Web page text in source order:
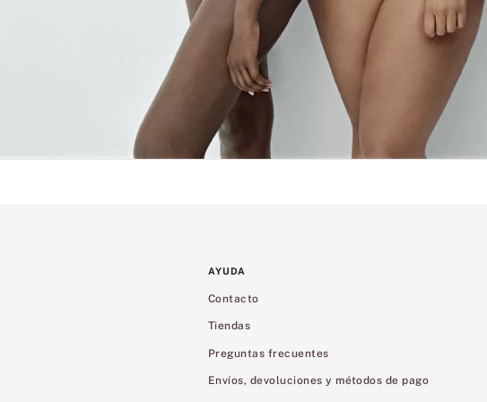
AYUDA
Contacto
Tiendas
Preguntas frecuentes
Envíos, devoluciones y métodos de pago